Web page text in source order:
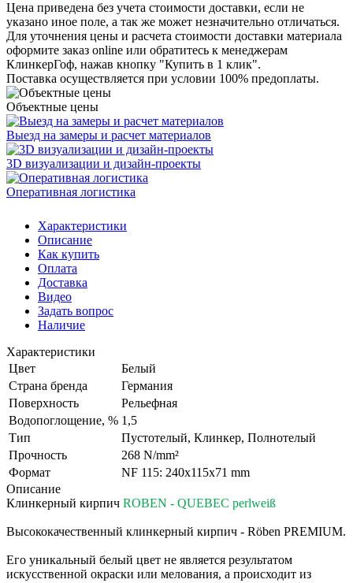
Цена приведена без учета стоимости доставки, если не
указано иное поле, а так же может незначительно отличаться.
Для уточнения цены и расчета стоимости доставки материала
оформите заказ online или обратитесь к менеджерам
КлинкерГоф, нажав кнопку "Купить в 1 клик".
Поставка осуществляется при условии 100% предоплаты.
Объектные цены
Выезд на замеры и расчет материалов
3D визуализации и дизайн-проекты
Оперативная логистика
Характеристики
Описание
Как купить
Оплата
Доставка
Видео
Задать вопрос
Наличие
Характеристики
Цвет
Белый
Страна бренда
Германия
Поверхность
Рельефная
Водопоглощение, % 1,5
Тип
Пустотелый, Клинкер, Полнотелый
Прочность
268 N/mm²
Формат
NF 115: 240x115x71 mm
Описание
Клинкерный кирпич ROBEN - QUEBEC perlweiß
Высококачественный клинкерный кирпич - Röben PREMIUM.
Его уникальный белый цвет не является результатом
искусственной окраски или мелования, а происходит из